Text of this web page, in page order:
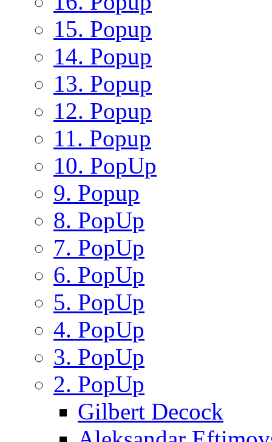
15. Popup
14. Popup
13. Popup
12. Popup
11. Popup
10. PopUp
9. Popup
8. PopUp
7. PopUp
6. PopUp
5. PopUp
4. PopUp
3. PopUp
2. PopUp
Gilbert Decock